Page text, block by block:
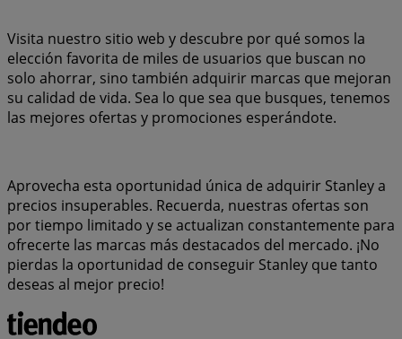
Visita nuestro sitio web y descubre por qué somos la
elección favorita de miles de usuarios que buscan no
solo ahorrar, sino también adquirir marcas que mejoran
su calidad de vida. Sea lo que sea que busques, tenemos
las mejores ofertas y promociones esperándote.
Aprovecha esta oportunidad única de adquirir Stanley a
precios insuperables. Recuerda, nuestras ofertas son
por tiempo limitado y se actualizan constantemente para
ofrecerte las marcas más destacados del mercado. ¡No
pierdas la oportunidad de conseguir Stanley que tanto
deseas al mejor precio!